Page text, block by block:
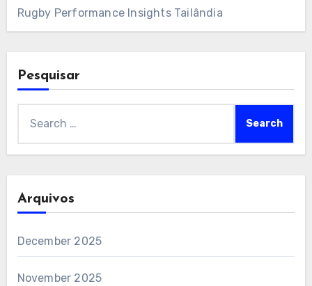
Rugby Performance Insights Tailândia
Pesquisar
Arquivos
December 2025
November 2025